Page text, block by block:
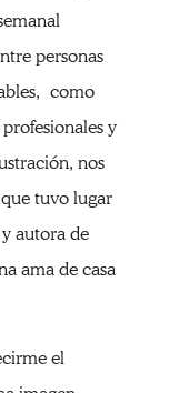
personas
como
y
nos
tuvo lugar
autora de
ama de casa
el